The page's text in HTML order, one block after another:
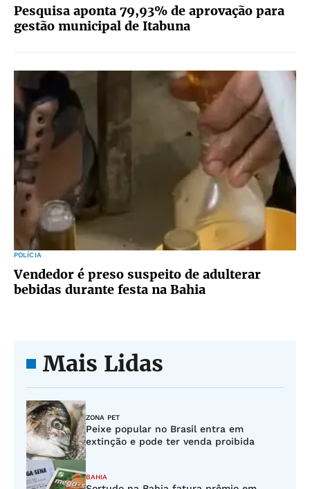
Pesquisa aponta 79,93% de aprovação para
gestão municipal de Itabuna
POLÍCIA
Vendedor é preso suspeito de adulterar
bebidas durante festa na Bahia
Mais Lidas
ZONA PET
Peixe popular no Brasil entra em
extinção e pode ter venda proibida
BAHIA